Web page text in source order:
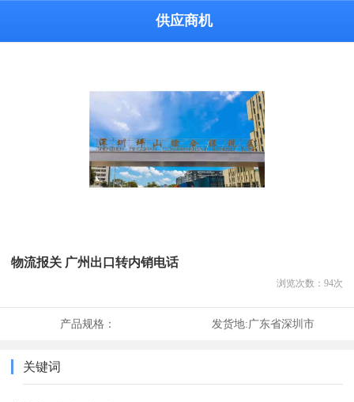
供应商机
物流报关 广州出口转内销电话
浏览次数： 94次
产品规格： 发货地:广东省深圳市
关键词